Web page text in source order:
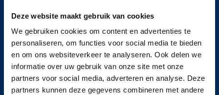
Deze website maakt gebruik van cookies
We gebruiken cookies om content en advertenties te
personaliseren, om functies voor social media te bieden
en om ons websiteverkeer te analyseren. Ook delen we
informatie over uw gebruik van onze site met onze
partners voor social media, adverteren en analyse. Deze
partners kunnen deze gegevens combineren met andere
Downloads
Volg ons
Gopublic © 2026
Privacy